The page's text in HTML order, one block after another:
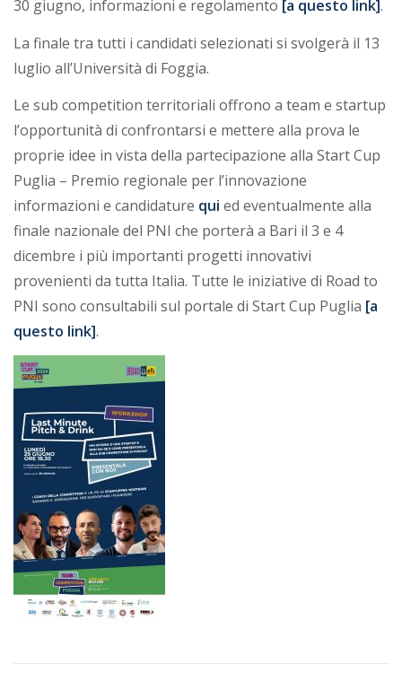
30 giugno, informazioni e regolamento [a questo link].
La finale tra tutti i candidati selezionati si svolgerà il 13
luglio all’Università di Foggia.
Le sub competition territoriali offrono a team e startup
l’opportunità di confrontarsi e mettere alla prova le
proprie idee in vista della partecipazione alla Start Cup
Puglia – Premio regionale per l’innovazione
informazioni e candidature qui ed eventualmente alla
finale nazionale del PNI che porterà a Bari il 3 e 4
dicembre i più importanti progetti innovativi
provenienti da tutta Italia. Tutte le iniziative di Road to
PNI sono consultabili sul portale di Start Cup Puglia [a
questo link].